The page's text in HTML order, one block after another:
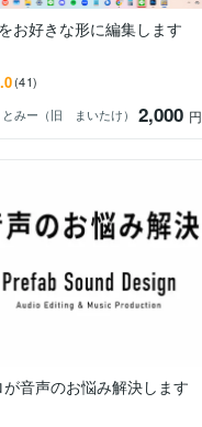
お好きな形に編集します
(41)
とみー（旧 まいたけ）
2,000 円
が音声のお悩み解決します